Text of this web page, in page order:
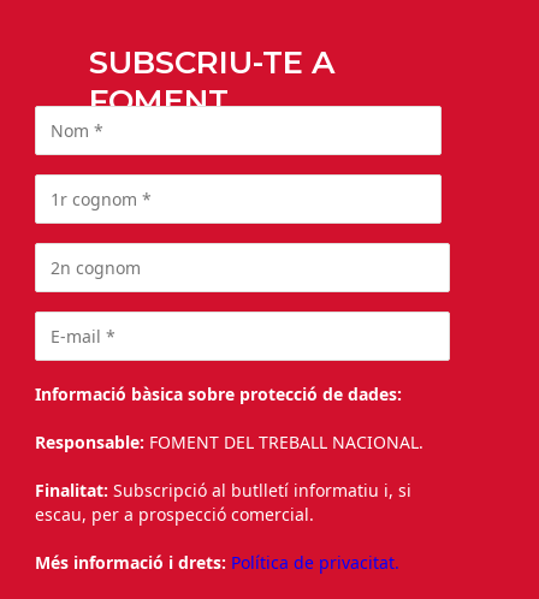
SUBSCRIU-TE A
FOMENT
Informació bàsica sobre protecció de dades:
Responsable: FOMENT DEL TREBALL NACIONAL.
Finalitat: Subscripció al butlletí informatiu i, si
escau, per a prospecció comercial.
Més informació i drets: Política de privacitat.